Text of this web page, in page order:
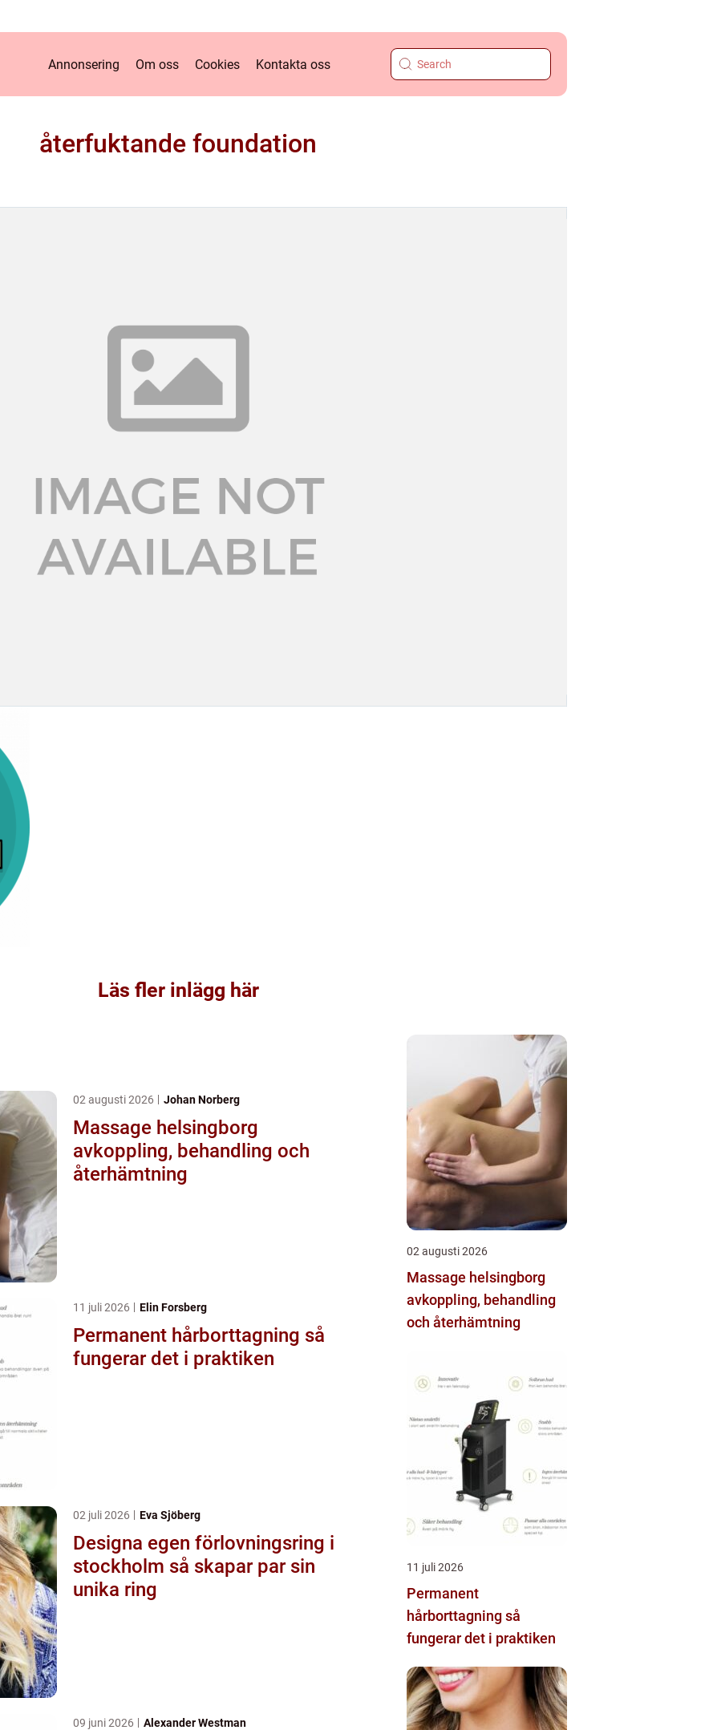
Annonsering Om oss Cookies Kontakta oss
återfuktande foundation
Läs fler inlägg här
02 augusti 2026 Johan Norberg
Massage helsingborg
avkoppling, behandling och
återhämtning
11 juli 2026 Elin Forsberg
Permanent hårborttagning så
fungerar det i praktiken
02 juli 2026 Eva Sjöberg
Designa egen förlovningsring i
stockholm så skapar par sin
unika ring
09 juni 2026 Alexander Westman
02 augusti 2026
Massage helsingborg
avkoppling, behandling
och återhämtning
11 juli 2026
Permanent
hårborttagning så
fungerar det i praktiken